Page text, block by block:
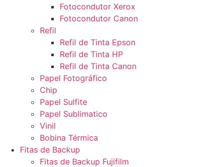
Fotocondutor Xerox
Fotocondutor Canon
Refil
Refil de Tinta Epson
Refil de Tinta HP
Refil de Tinta Canon
Papel Fotográfico
Chip
Papel Sulfite
Papel Sublimatico
Vinil
Bobina Térmica
Fitas de Backup
Fitas de Backup Fujifilm